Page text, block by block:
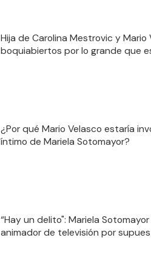
Hija de Carolina Mestrovic y
boquiabiertos por lo grande que
¿Por qué Mario Velasco estaría
íntimo de Mariela Sotomayor?
“Hay un delito": Mariela
animador de televisión por